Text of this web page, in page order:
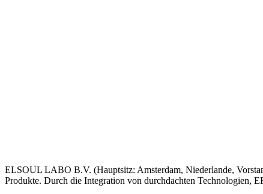
ELSOUL LABO B.V. (Hauptsitz: Amsterdam, Niederlande,
Produkte. Durch die Integration von durchdachten Technologien,